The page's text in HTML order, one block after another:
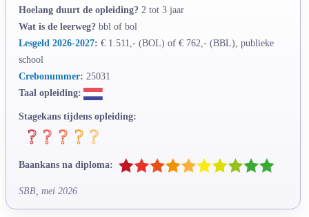
Hoelang duurt de opleiding? 2 tot 3 jaar
Wat is de leerweg? bbl of bol
Lesgeld 2026-2027: € 1.511,- (BOL) of € 762,- (BBL), publieke
school
Crebonummer: 25031
Taal opleiding:
Stagekans tijdens opleiding:
Baankans na diploma:
SBB, mei 2026